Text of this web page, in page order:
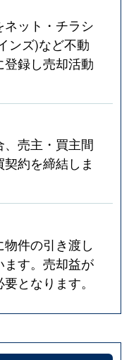
ット・チラシ
ンズ)など不動
録し売却活動
売主・買主間
約を締結しま
件の引き渡し
ます。売却益が
となります。